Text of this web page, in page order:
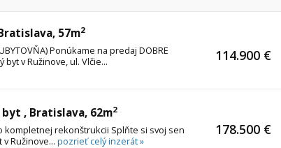
57m2
Ponúkame na predaj DOBRE
byt v Ružinove, ul. Vlčie...
114.900 €
, Bratislava, 62m2
kompletnej rekonštrukcii Splňte si svoj sen
Ružinove... pozrieť celý inzerát »
178.500 €